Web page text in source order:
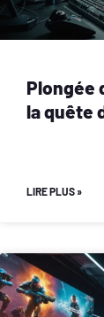
Plongée
la quête
LIRE PLUS »